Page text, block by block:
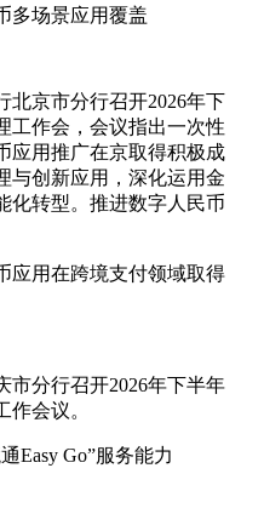
多场景应用覆盖
北京市分行召开2026年下
工作会，会议指出一次性
应用推广在京取得积极成
与创新应用，深化运用金
化转型。推进数字人民币
应用在跨境支付领域取得
市分行召开2026年下半年
会议。
Easy Go”服务能力